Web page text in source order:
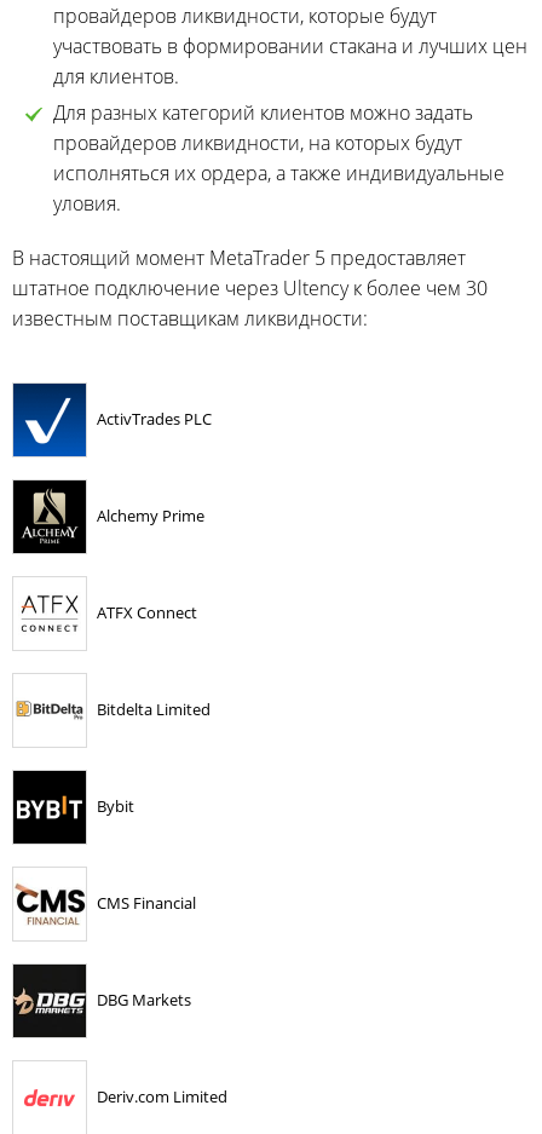
провайдеров ликвидности, которые будут
участвовать в формировании стакана и лучших цен
для клиентов.
Для разных категорий клиентов можно задать
провайдеров ликвидности, на которых будут
исполняться их ордера, а также индивидуальные
уловия.
В настоящий момент MetaTrader 5 предоставляет
штатное подключение через Ultency к более чем 30
известным поставщикам ликвидности:
ActivTrades PLC
Alchemy Prime
ATFX Connect
Bitdelta Limited
Bybit
CMS Financial
DBG Markets
Deriv.com Limited